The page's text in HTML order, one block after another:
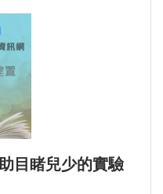
目睹兒少的實驗